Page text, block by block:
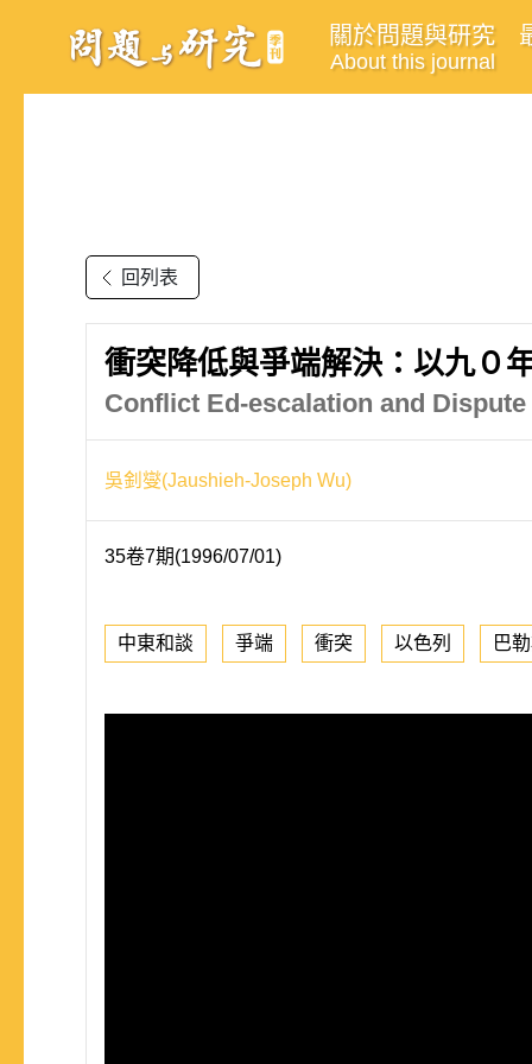
關於問題與研究
About this journal
回列表
衝突降低與爭端解決：以九０
Conflict Ed-escalation and
吳釗燮(Jaushieh-Joseph Wu)
35卷7期(1996/07/01)
中東和談 爭端 衝突 以色列 巴